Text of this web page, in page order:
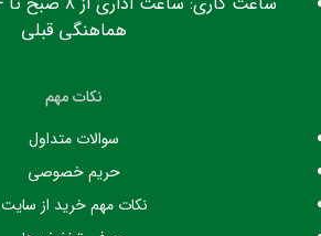
هماهنگی قبلی
نکات مهم
سوالات متداول
حریم خصوصی
نکات مهم خرید از سایت